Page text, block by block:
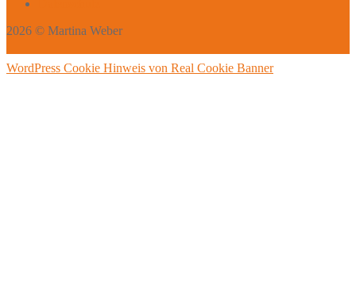
2026 © Martina Weber
WordPress Cookie Hinweis von Real Cookie Banner